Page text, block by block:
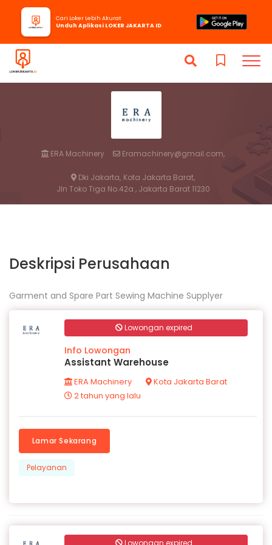
ERA Machinery Eramachinery@gmail.com,
Dki Jakarta, Kota Jakarta Barat,
Jln Toko Tiga No.42a , Jakarta Barat 11230
Cari Loker Lebih Akurat
Unduh Aplikasi LOKER JAKARTA ID
Deskripsi Perusahaan
Garment and Spare Part Sewing Machine Supplyer
Lowongan expired
Info Lowongan
Assistant Warehouse
ERA Machinery
Kota Jakarta Barat
2 tahun yang lalu
Lamar Sekarang
Pelayanan
Lowongan expired